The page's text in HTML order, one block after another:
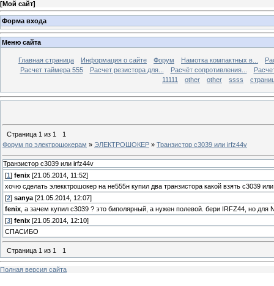
[Мой сайт]
Форма входа
Меню сайта
Главная страница Информация о сайте Форум Намотка компактных в...
Расчет таймера 555
Расчет резистора для... Расчёт сопротивления...
11111
other other ssss
Страница 1 из 1
1
Форум по электрошокерам » ЭЛЕКТРОШОКЕР » Транзистор c3039 или irfz44v
Транзистор c3039 или irfz44v
[1 ] fenix [21.05.2014, 11:52]
хочю сделать элекктрошокер на не555н купил два транзистора какой взять c3039
[2] sanya [21.05.2014, 12:07]
fenix , а зачем купил c3039 ? это биполярный, а нужен полевой. бери IRFZ44, но для
[3] fenix [21.05.2014, 12:10]
СПАСИБО
Страница 1 из 1 1
Полная версия сайта